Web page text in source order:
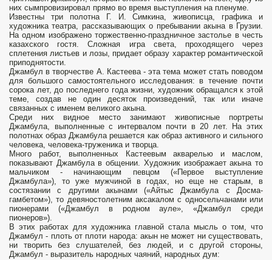
них сымпровизировал прямо во время выступления на пленуме.
Известны три полотна Г. И. Симкина, живописца, графика и
художника театра, рассказывающих о пребывании акына в Грузии.
На одном изображено торжественно-праздничное застолье в честь
казахского гостя. Сложная игра света, проходящего через
сплетения листьев и лозы, придает образу характер романтической
приподнятости.
Джамбул в творчестве А. Кастеева - эта тема может стать поводом
для боль­шого самостоятельного исследования: в течение почти
сорока лет, до послед­него года жизни, художник обращался к этой
теме, создав не один десяток произведений, так или иначе
связанных с именем великого акына.
Среди них видное место занимают живописные портреты
Джамбула, выполненные с интервалом почти в 20 лет. На этих
полотнах образ Джамбула решается как образ активного и сильного
человека, человека-труженика и творца.
Много работ, выполненных Кастеевым акварелью и маслом,
показывают Джамбула в общении. Художник изображает акына то
мальчиком - начинаю­щим певцом («Первое выступление
Джамбула»), то уже мужчиной в годах, но еще не старым, в
состязании с другими акынами («Айтыс Джамбула с Досма-
гамбетом»), то девяностолетним аксакалом с односельчанами или
пионерами («Джамбул в родном ауле», «Джамбул среди
пионеров»).
В этих работах для художника главной стала мысль о том, что
Джамбул - плоть от плоти народа: акын не может ни существовать,
ни творить без слушателей, без людей, и с другой стороны,
Джамбул - выразитель народных чаяний, народных дум: